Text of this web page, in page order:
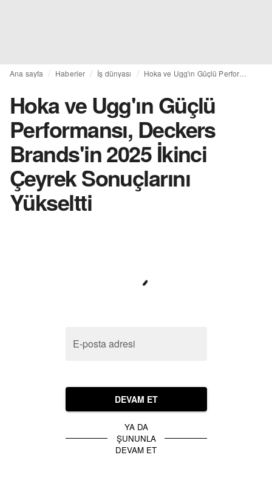
Ana sayfa Haberler İş dünyası
Hoka ve Ugg'ın Güçlü
Performansı, Deckers
Brands'in 2025 İkinci
Çeyrek Sonuçlarını
Yükseltti
E-posta adresi
DEVAM ET
YA DA
ŞUNUNLA
DEVAM ET